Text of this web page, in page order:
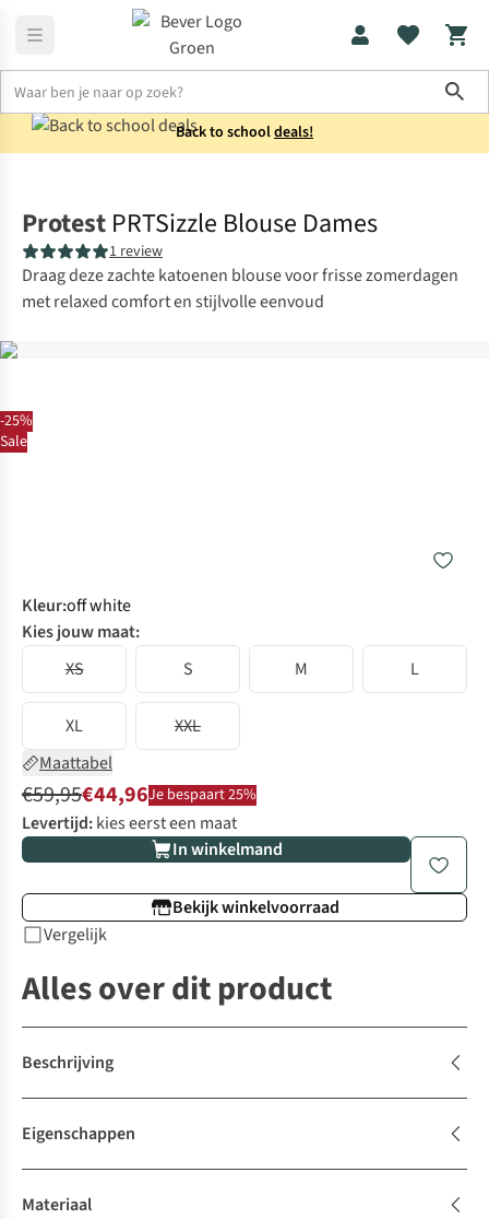
Back to schooldeals!
-25%
Sale
Protest PRTSizzle Blouse Dames
1 review
Draag deze zachte katoenen blouse voor frisse zomerdagen
met relaxed comfort en stijlvolle eenvoud
Kleur:off white
Kies jouw maat:
XS
S M L
XL
XXL
Maattabel
€59,95€44,96Je bespaart 25%
Levertijd:kies eerst een maat
In winkelmand
Bekijk winkelvoorraad
Vergelijk
Alles over dit product
Beschrijving
Eigenschappen
Materiaal